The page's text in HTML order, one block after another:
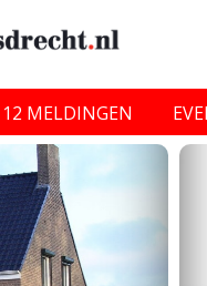
MELDINGEN